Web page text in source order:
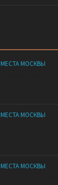
МОСКВЫ
МОСКВЫ
МОСКВЫ